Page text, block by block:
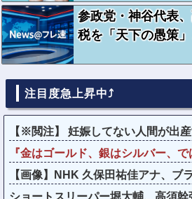
参政党・神谷代表
税を「天下の愚策
注目度急上昇中⤴
【※閲注】 妊娠してない人間が出
『金はゴールド、銀はシルバー、
【画像】NHK 久保田祐佳アナ、ブ
ショートスリーパー堀大輔、高須幹